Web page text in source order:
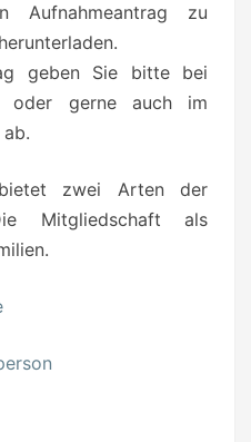
Aufnahmeantrag zu
geben Sie bitte bei
oder gerne auch im
zwei Arten der
Mitgliedschaft als